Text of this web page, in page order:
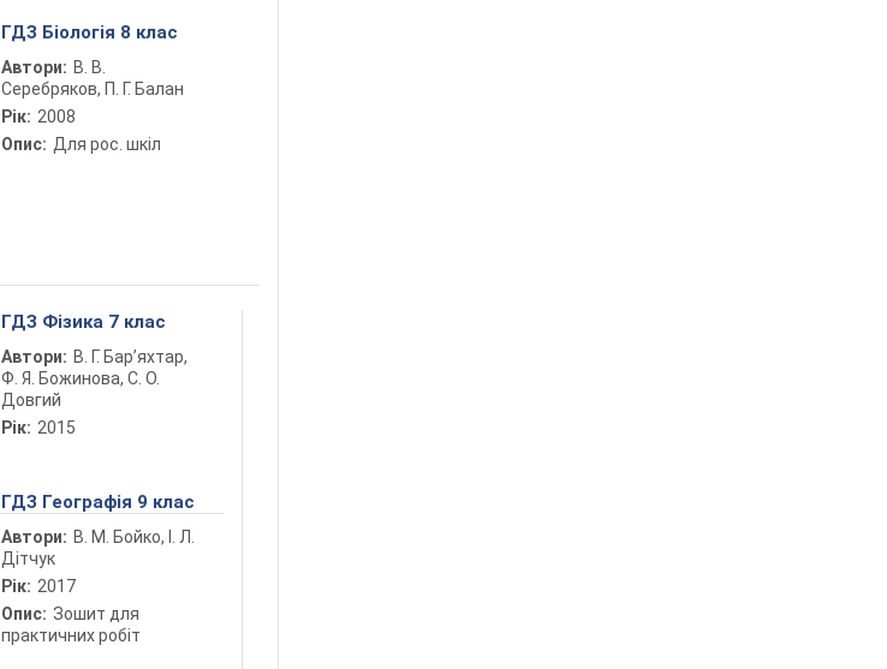
ГДЗ Біологія 8 клас
Автори: В. В.
Серебряков, П. Г. Балан
Рік: 2008
Опис: Для рос. шкіл
ГДЗ Фізика 7 клас
Автори: В. Г. Бар’яхтар,
Ф. Я. Божинова, С. О.
Довгий
Рік: 2015
ГДЗ Географія 9 клас
Автори: В. М. Бойко, І. Л.
Дітчук
Рік: 2017
Опис: Зошит для
практичних робіт